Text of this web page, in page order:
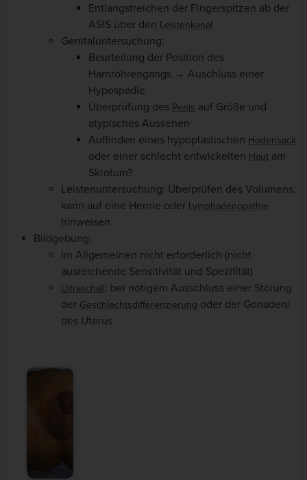
Entlangstreichen der Fingerspitzen ab der
ASIS über den Leistenkanal
Genitaluntersuchung:
Beurteilung der Position des
Harnröhrengangs → Auschluss einer
Hypospadie
Überprüfung des Penis auf Größe und
atypisches Aussehen
Auffinden eines hypoplastischen Hodensack
oder einer schlecht entwickelten Haut am
Skrotum?
Leistenuntersuchung: Überprüfen des Volumens;
kann auf eine Hernie oder Lymphadenopathie
hinweisen
Bildgebung:
Im Allgemeinen nicht erforderlich (nicht
ausreichende Sensitivität und Spezifität)
Ultraschall: bei nötigem Ausschluss einer Störung
der Geschlechtsdifferenzierung oder der Gonaden/
des Uterus